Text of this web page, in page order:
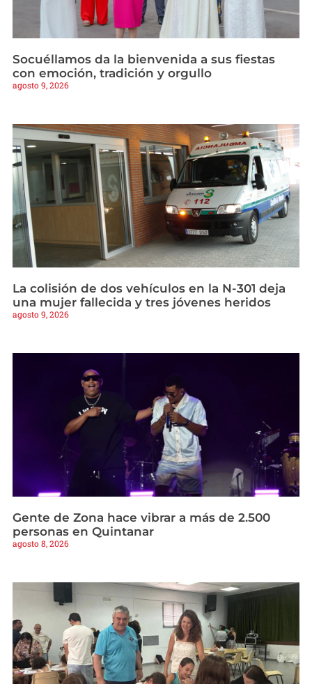
Socuéllamos da la bienvenida a sus fiestas
con emoción, tradición y orgullo
agosto 9, 2026
La colisión de dos vehículos en la N-301 deja
una mujer fallecida y tres jóvenes heridos
agosto 9, 2026
Gente de Zona hace vibrar a más de 2.500
personas en Quintanar
agosto 8, 2026